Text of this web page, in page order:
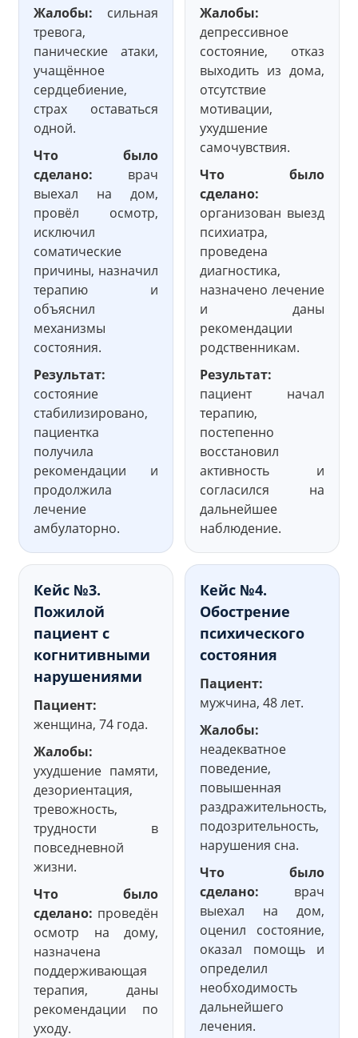
Жалобы: сильная
тревога,
панические атаки,
учащённое
сердцебиение,
страх оставаться
одной.
Что было
сделано: врач
выехал на дом,
провёл осмотр,
исключил
соматические
причины, назначил
терапию и
объяснил
механизмы
состояния.
Результат:
состояние
стабилизировано,
пациентка
получила
рекомендации и
продолжила
лечение
амбулаторно.
Жалобы:
депрессивное
состояние, отказ
выходить из дома,
отсутствие
мотивации,
ухудшение
самочувствия.
Что было
сделано:
организован выезд
психиатра,
проведена
диагностика,
назначено лечение
и даны
рекомендации
родственникам.
Результат:
пациент начал
терапию,
постепенно
восстановил
активность и
согласился на
дальнейшее
наблюдение.
Кейс №3.
Пожилой
пациент с
когнитивными
нарушениями
Пациент:
женщина, 74 года.
Жалобы:
ухудшение памяти,
дезориентация,
тревожность,
трудности в
повседневной
жизни.
Что было
сделано: проведён
осмотр на дому,
назначена
поддерживающая
терапия, даны
рекомендации по
уходу.
Кейс №4.
Обострение
психического
состояния
Пациент:
мужчина, 48 лет.
Жалобы:
неадекватное
поведение,
повышенная
раздражительность,
подозрительность,
нарушения сна.
Что было
сделано: врач
выехал на дом,
оценил состояние,
оказал помощь и
определил
необходимость
дальнейшего
лечения.